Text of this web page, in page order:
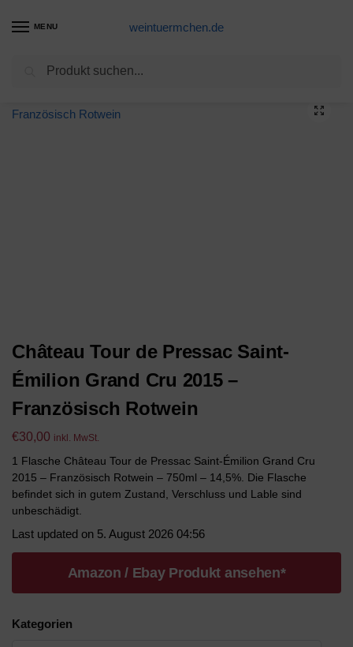
MENU weintuermchen.de
Rotwein-Produkte / Château Tour de Pressac Saint-Émilion Grand Cru 2015 – Französisch Rotwein
Château Tour de Pressac Saint-
Émilion Grand Cru 2015 –
Französisch Rotwein
€30,00 inkl. MwSt.
1 Flasche Château Tour de Pressac Saint-Émilion Grand Cru
2015 – Französisch Rotwein – 750ml – 14,5%. Die Flasche
befindet sich in gutem Zustand, Verschluss und Lable sind
unbeschädigt.
Last updated on 5. August 2026 04:56
Amazon / Ebay Produkt ansehen*
Kategorien